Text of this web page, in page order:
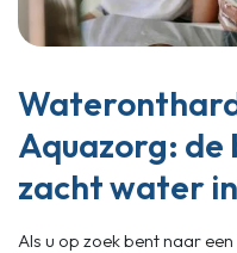
Aquazorg: de
zacht water
Als u op zoek bent naar